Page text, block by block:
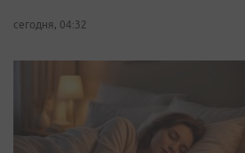
сегодня, 04:32